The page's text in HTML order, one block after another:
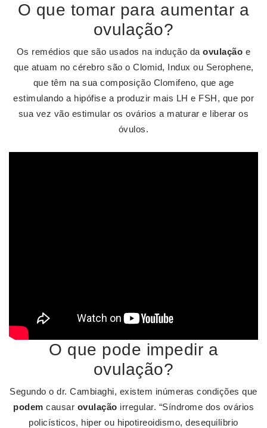
O que tomar para aumentar a
ovulação?
Os remédios que são usados na indução daovulação e
que atuam no cérebro são o Clomid, Indux ou Serophene,
que têm na sua composição Clomifeno, que age
estimulando a hipófise a produzir mais LH e FSH, que por
sua vez vão estimular os ovários a maturar e liberar os
óvulos.
O que pode impedir a
ovulação?
Segundo o dr. Cambiaghi, existem inúmeras condições que
podem causar ovulação irregular. “Síndrome dos ovários
policísticos, hiper ou hipotireoidismo, desequilíbrio